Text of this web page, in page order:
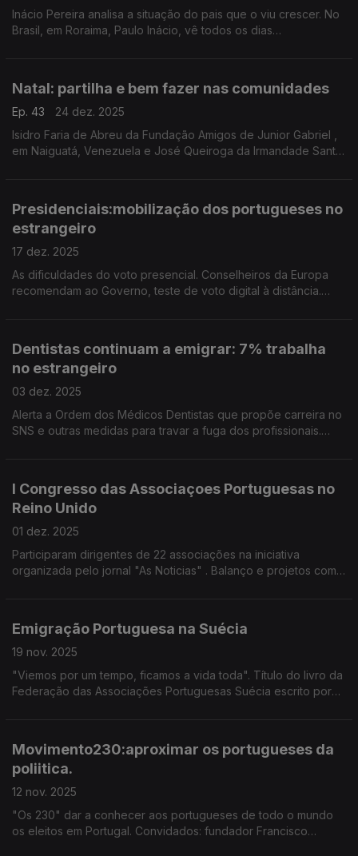
Inácio Pereira analisa a situação do pais que o viu crescer. No
Brasil, em Roraima, Paulo Inácio, vê todos os dias
Natal: partilha e bem fazer nas comunidades
Ep. 43
24 dez. 2025
Isidro Faria de Abreu da Fundação Amigos de Junior Gabriel ,
em Naiguatá, Venezuela e José Queiroga da Irmandade Santo
Presidenciais:mobilização dos portugueses no
estrangeiro
17 dez. 2025
As dificuldades do voto presencial. Conselheiros da Europa
recomendam ao Governo, teste de voto digital à distância.
Dentistas continuam a emigrar: 7% trabalha
no estrangeiro
03 dez. 2025
Alerta a Ordem dos Médicos Dentistas que propõe carreira no
SNS e outras medidas para travar a fuga dos profissionais.
I Congresso das Associaçoes Portuguesas no
Reino Unido
01 dez. 2025
Participaram dirigentes de 22 associações na iniciativa
organizada pelo jornal "As Noticias" . Balanço e projetos com
Emigração Portuguesa na Suécia
19 nov. 2025
"Viemos por um tempo, ficamos a vida toda". Título do livro da
Federação das Associações Portuguesas Suécia escrito por
Movimento230:aproximar os portugueses da
poliitica.
12 nov. 2025
"Os 230" dar a conhecer aos portugueses de todo o mundo
os eleitos em Portugal. Convidados: fundador Francisco